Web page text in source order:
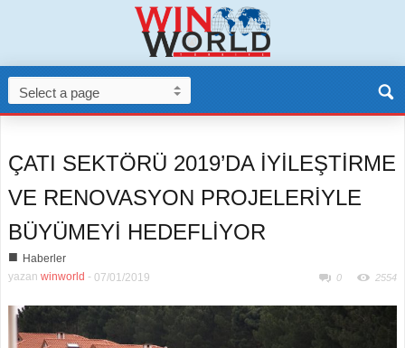
ÇATI SEKTÖRÜ 2019’DA İYİLEŞTİRME
VE RENOVASYON PROJELERİYLE
BÜYÜMEYİ HEDEFLİYOR
■ Haberler
yazan winworld - 07/01/2019 0 2554